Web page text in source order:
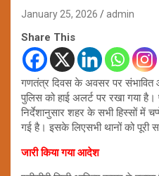
January 25, 2026 admin
Share This
गणतंत्र दिवस के अवसर पर
पुलिस को हाई अलर्ट पर रखा गया
निर्देशानुसार शहर के सभी हिस्सों में
गई है। इसके लिएसभी थानों को पूरी
जारी किया गया आदेश